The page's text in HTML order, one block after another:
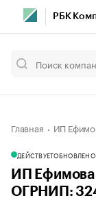
РБК
Главная ИП
ДЕЙСТВУЕТОБНОВЛЕНО
ИП Ефимова
ОГРНИП: